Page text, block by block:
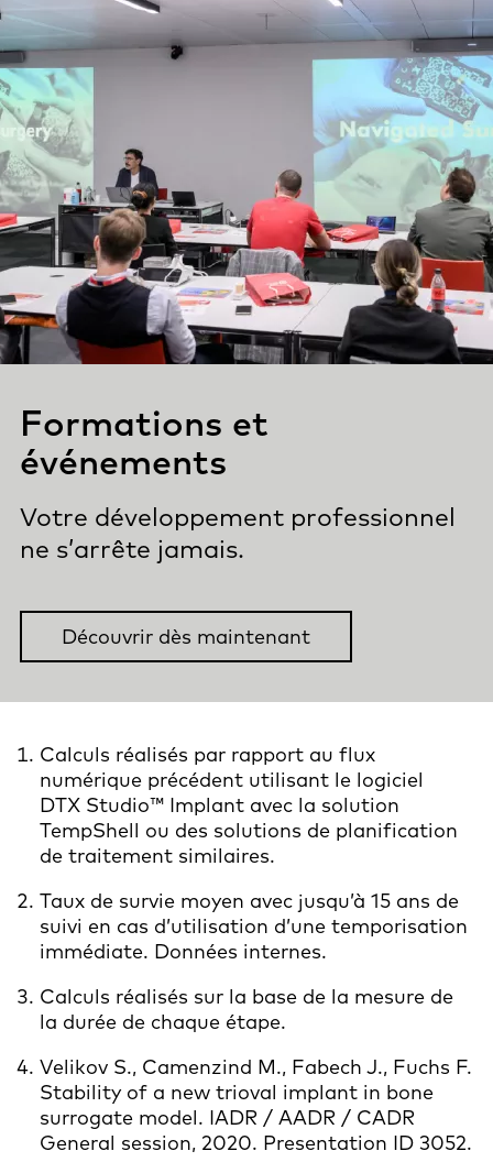
Formations et
événements
Votre développement professionnel
ne s’arrête jamais.
Découvrir dès maintenant
Calculs réalisés par rapport au flux
numérique précédent utilisant le logiciel
DTX Studio™ Implant avec la solution
TempShell ou des solutions de planification
de traitement similaires.
Taux de survie moyen avec jusqu’à 15 ans de
suivi en cas d’utilisation d’une temporisation
immédiate. Données internes.
Calculs réalisés sur la base de la mesure de
la durée de chaque étape.
Velikov S., Camenzind M., Fabech J., Fuchs F.
Stability of a new trioval implant in bone
surrogate model. IADR / AADR / CADR
General session, 2020. Presentation ID 3052.